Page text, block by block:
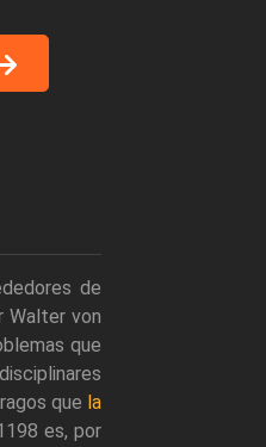
de
Walter von
que
que la
es, por